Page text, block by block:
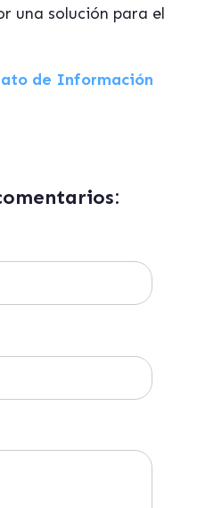
una solución para el
de Información